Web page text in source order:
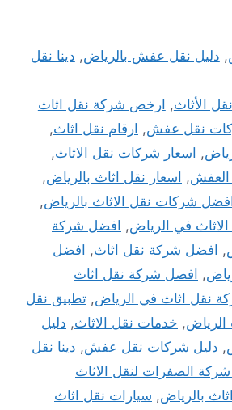
, دليل نقل عفش بالرياض, دينا نقل
الأثاث, ارخص شركة نقل اثاث
نقل عفش, ارقام نقل اثاث,
, اسعار شركات نقل الاثاث,
العفش, اسعار نقل اثاث بالرياض,
شركات نقل الاثاث بالرياض,
في الرياض, افضل شركة
, افضل شركة نقل اثاث, افضل
, افضل شركة نقل اثاث
نقل اثاث في الرياض, تطبيق نقل
الرياض, خدمات نقل الاثاث, دليل
, دليل شركات نقل عفش, دينا نقل
الصفرات لنقل الاثاث
بالرياض, سيارات نقل اثاث